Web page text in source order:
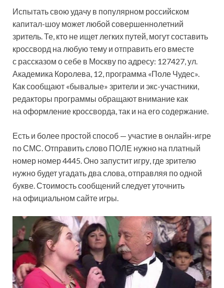
Испытать свою удачу в популярном российском
капитал-шоу может любой совершеннолетний
зритель. Те, кто не ищет легких путей, могут составить
кроссворд на любую тему и отправить его вместе
с рассказом о себе в Москву по адресу: 127427, ул.
Академика Королева, 12, программа «Поле Чудес».
Как сообщают «бывалые» зрители и экс-участники,
редакторы программы обращают внимание как
на оформление кроссворда, так и на его содержание.
Есть и более простой способ — участие в онлайн-игре
по СМС. Отправить слово ПОЛЕ нужно на платный
номер номер 4445. Оно запустит игру, где зрителю
нужно будет угадать два слова, отправляя по одной
букве. Стоимость сообщений следует уточнить
на официальном сайте игры.